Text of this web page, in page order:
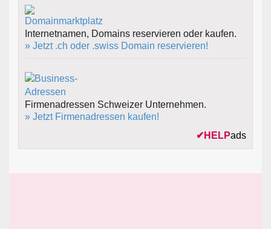
Internetnamen, Domains reservieren oder kaufen.
» Jetzt .ch oder .swiss Domain reservieren!
Firmenadressen Schweizer Unternehmen.
» Jetzt Firmenadressen kaufen!
✔ HELPads